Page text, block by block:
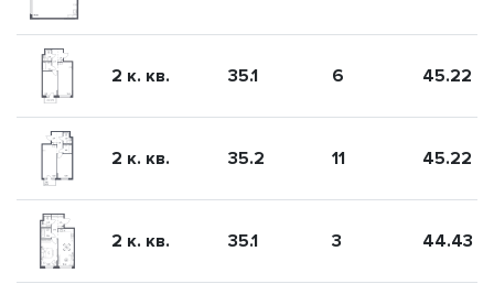
2 к. кв. 35.1 6 45.22
2 к. кв. 35.2 11 45.22
2 к. кв. 35.1 3 44.43